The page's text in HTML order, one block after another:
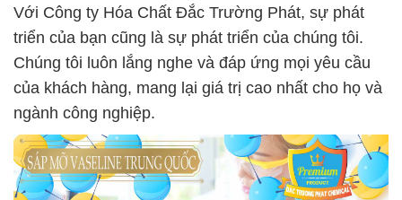
Với Công ty Hóa Chất Đắc Trường Phát, sự phát
triển của bạn cũng là sự phát triển của chúng tôi.
Chúng tôi luôn lắng nghe và đáp ứng mọi yêu cầu
của khách hàng, mang lại giá trị cao nhất cho họ và
ngành công nghiệp.